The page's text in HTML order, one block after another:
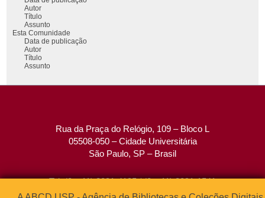
Autor
Título
Assunto
Esta Comunidade
Data de publicação
Autor
Título
Assunto
Rua da Praça do Relógio, 109 – Bloco L
05508-050 – Cidade Universitária
São Paulo, SP – Brasil
Tel: (0xx11) 3091-4195 / (0xx11) 3091-1541
Fax: (0xx11) 3091-1567